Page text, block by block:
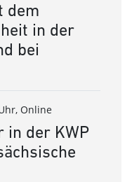
dem
in der
bei
Online
in der KWP